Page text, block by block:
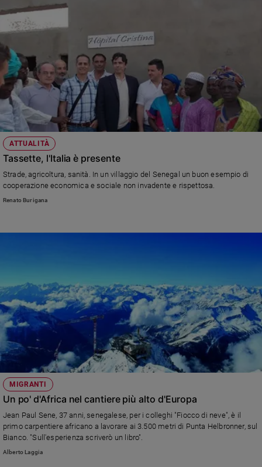
Adolescenza
Bioetica
Vai
Riflessioni
Foto
siamo
Contatti
Pubblicità
Registrati
Social
ATTUALITÀ
Tassette, l'Italia è presente
Strade, agricoltura, sanità. In un villaggio del Senegal un buon esempio di
cooperazione economica e sociale non invadente e rispettosa.
Renato Burigana
MIGRANTI
Un po' d'Africa nel cantiere più alto d'Europa
Jean Paul Sene, 37 anni, senegalese, per i colleghi "Fiocco di neve", è il
primo carpentiere africano a lavorare ai 3.500 metri di Punta Helbronner, sul
Bianco. "Sull'esperienza scriverò un libro".
Alberto Laggia